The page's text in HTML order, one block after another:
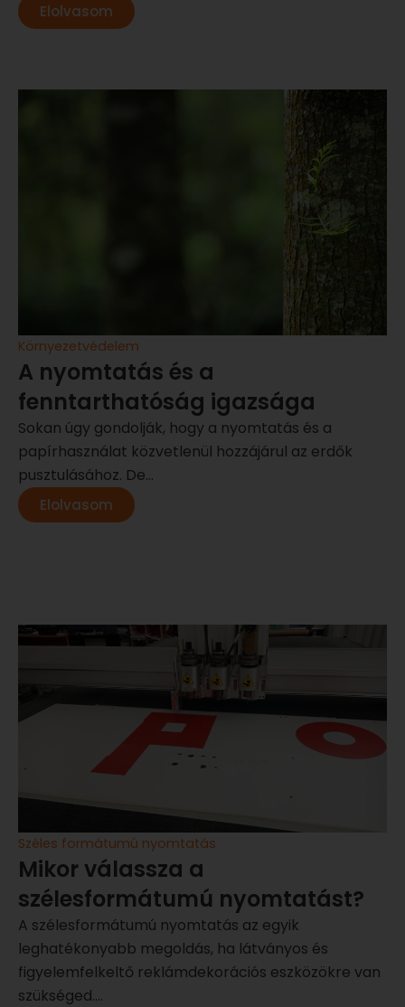
Elolvasom
Környezetvédelem
A nyomtatás és a
fenntarthatóság igazsága
Sokan úgy gondolják, hogy a nyomtatás és a
papírhasználat közvetlenül hozzájárul az erdők
pusztulásához. De...
Elolvasom
Széles formátumú nyomtatás
Mikor válassza a
szélesformátumú nyomtatást?
A szélesformátumú nyomtatás az egyik
leghatékonyabb megoldás, ha látványos és
figyelemfelkeltő reklámdekorációs eszközökre van
szükséged....